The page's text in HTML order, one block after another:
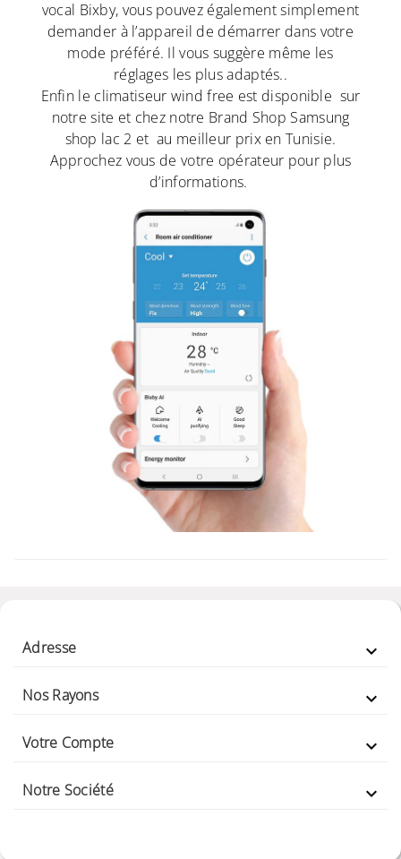
vocal Bixby, vous pouvez également simplement
demander à l’appareil de démarrer dans votre
mode préféré. Il vous suggère même les
réglages les plus adaptés..
Enfin le climatiseur wind free est disponible sur
notre site et chez notre Brand Shop Samsung
shop lac 2 et au meilleur prix en Tunisie.
Approchez vous de votre opérateur pour plus
d’informations.
Adresse 
Nos Rayons 
Votre Compte 
Notre Société 